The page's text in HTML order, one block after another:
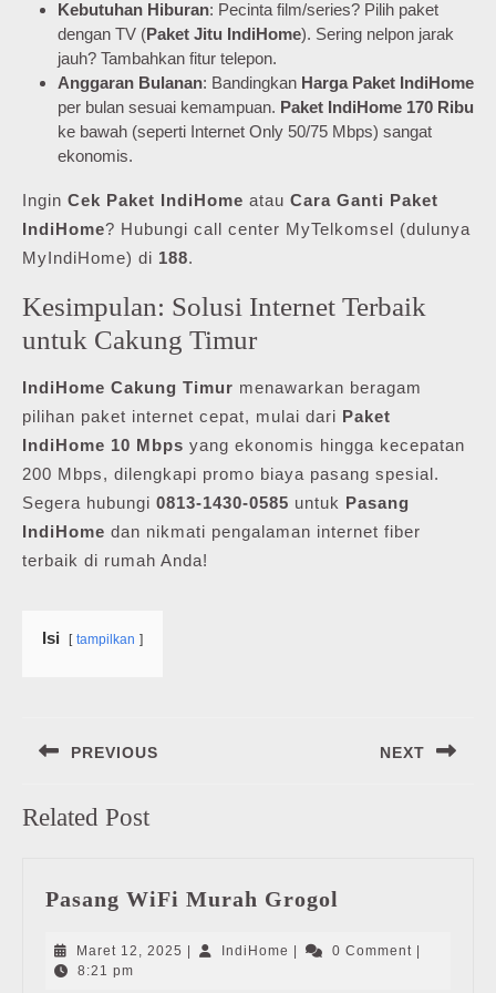
Kebutuhan Hiburan: Pecinta film/series? Pilih paket
dengan TV (Paket Jitu IndiHome). Sering nelpon jarak
jauh? Tambahkan fitur telepon.
Anggaran Bulanan: Bandingkan Harga Paket IndiHome
per bulan sesuai kemampuan. Paket IndiHome 170 Ribu
ke bawah (seperti Internet Only 50/75 Mbps) sangat
ekonomis.
Ingin Cek Paket IndiHome atau Cara Ganti Paket
IndiHome? Hubungi call center MyTelkomsel (dulunya
MyIndiHome) di 188.
Kesimpulan: Solusi Internet Terbaik
untuk Cakung Timur
IndiHome Cakung Timur menawarkan beragam
pilihan paket internet cepat, mulai dari Paket
IndiHome 10 Mbps yang ekonomis hingga kecepatan
200 Mbps, dilengkapi promo biaya pasang spesial.
Segera hubungi 0813-1430-0585 untuk Pasang
IndiHome dan nikmati pengalaman internet fiber
terbaik di rumah Anda!
Isi tampilkan
pos
PREVIOUS
post:
NEXT
Related Post
Pasang WiFi Murah Grogol
Murah
Maret 12, 2025 Maret
IndiHome IndiHome0 Comment
8:21 pm